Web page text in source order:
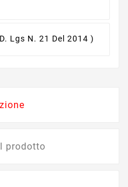
Lgs N. 21 Del 2014 )
prodotto